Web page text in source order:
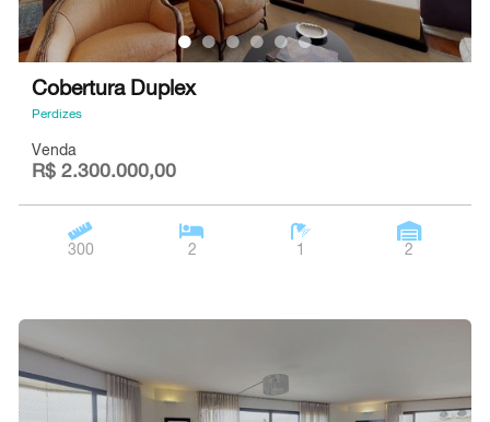
Cobertura Duplex
Perdizes
Venda
R$ 2.300.000,00
300 2 1 2